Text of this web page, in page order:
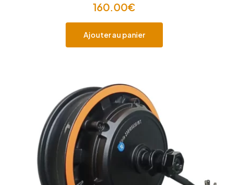
160.00€
Ajouter au panier